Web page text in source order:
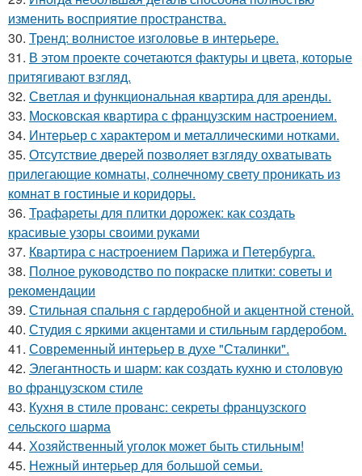
изменить восприятие пространства.
30. Тренд: волнистое изголовье в интерьере.
31. В этом проекте сочетаются фактуры и цвета, которые
притягивают взгляд.
32. Светлая и функциональная квартира для аренды.
33. Московская квартира с французским настроением.
34. Интерьер с характером и металлическими нотками.
35. Отсутствие дверей позволяет взгляду охватывать
прилегающие комнаты, солнечному свету проникать из
комнат в гостиные и коридоры.
36. Трафареты для плитки дорожек: как создать
красивые узоры своими руками
37. Квартира с настроением Парижа и Петербурга.
38. Полное руководство по покраске плитки: советы и
рекомендации
39. Стильная спальня с гардеробной и акцентной стеной.
40. Студия с яркими акцентами и стильным гардеробом.
41. Современный интерьер в духе "Сталинки".
42. Элегантность и шарм: как создать кухню и столовую
во французском стиле
43. Кухня в стиле прованс: секреты французского
сельского шарма
44. Хозяйственный уголок может быть стильным!
45. Нежный интерьер для большой семьи.